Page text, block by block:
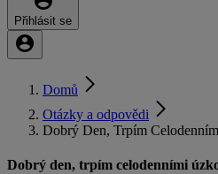
Přihlásit se
Domů
Otázky a odpovědi
Dobrý Den, Trpím
Dobrý den, trpím celodenními